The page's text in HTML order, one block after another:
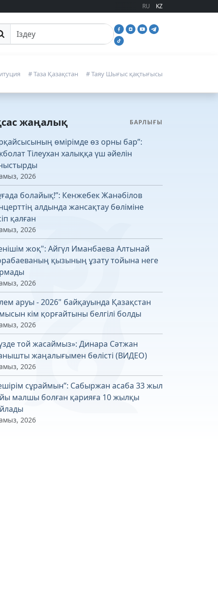
RU KZ
іздеу
# Таза Қазақстан # Таяу Шығыс қақтығысы
жаңалық БАРЛЫҒЫ
өмірімде өз орны бар”:
Тілеухан халыққа үш әйелін
2026
болайық!”: Кенжебек Жанәбілов
алдында жансақтау бөліміне
қалған
2026
жоқ": Айгүл Иманбаева Алтынай
қызының ұзату тойына неге
2026
аруы - 2026" байқауында Қазақстан
кім қорғайтыны белгілі болды
2026
той жасаймыз»: Динара Сәтжан
жаңалығымен бөлісті (ВИДЕО)
2026
сұраймын”: Сабыржан асаба 33 жыл
малшы болған қарияға 10 жылқы
2026